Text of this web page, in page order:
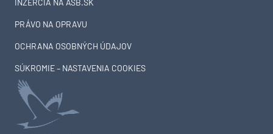
PRÁVO NA OPRAVU
OCHRANA OSOBNÝCH ÚDAJOV
SÚKROMIE – NASTAVENIA COOKIES